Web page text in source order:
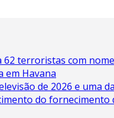
62 terroristas com
em Havana
de 2026 e uma
do fornecimento